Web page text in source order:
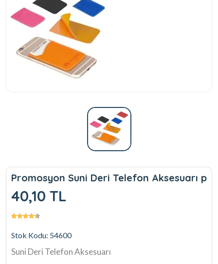
Promosyon Suni Deri Telefon Aksesuarı p
40,10 TL
Stok Kodu: 54600
Suni Deri Telefon Aksesuarı